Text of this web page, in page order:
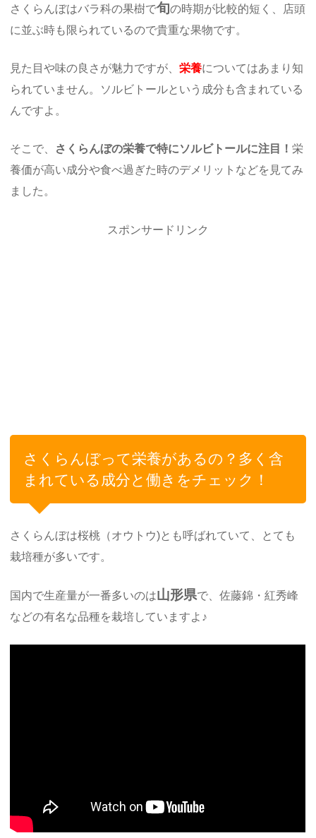
さくらんぼはバラ科の果樹で旬の時期が比較的短く、店頭
に並ぶ時も限られているので貴重な果物です。
見た目や味の良さが魅力ですが、栄養についてはあまり知
られていません。ソルビトールという成分も含まれている
んですよ。
そこで、 さくらんぼの栄養で特にソルビトールに注目！栄
養価が高い成分や食べ過ぎた時のデメリットなどを見てみ
ました。
スポンサードリンク
さくらんぼって栄養があるの？多く含
まれている成分と働きをチェック！
さくらんぼは桜桃（オウトウ)とも呼ばれていて、とても
栽培種が多いです。
国内で生産量が一番多いのは山形県で、佐藤錦・紅秀峰
などの有名な品種を栽培していますよ♪